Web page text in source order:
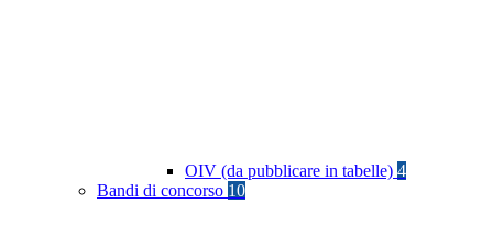
OIV (da pubblicare in tabelle) 4
Bandi di concorso 10